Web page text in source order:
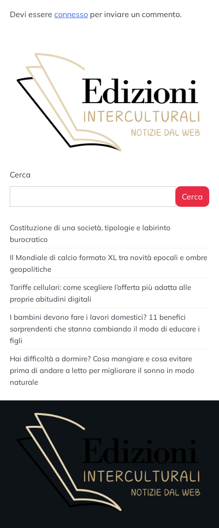
Devi essere connesso per inviare un commento.
Cerca
Cerca
Costituzione di una società, tipologie e labirinto
burocratico
Il Mondiale di calcio formato XL tra novità epocali e ombre
geopolitiche
Tariffe cellulari: come scegliere l’offerta più adatta alle
proprie abitudini digitali
I bambini devono fare i lavori domestici? 11 benefici
sorprendenti che stanno cambiando il modo di educare i
figli
Hai difficoltà a dormire? Cosa mangiare e cosa evitare
prima di andare a letto per migliorare il sonno in modo
naturale